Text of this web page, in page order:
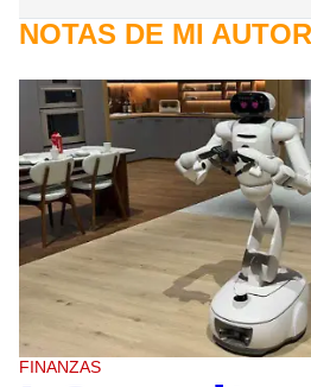
NOTAS DE MI
FINANZAS